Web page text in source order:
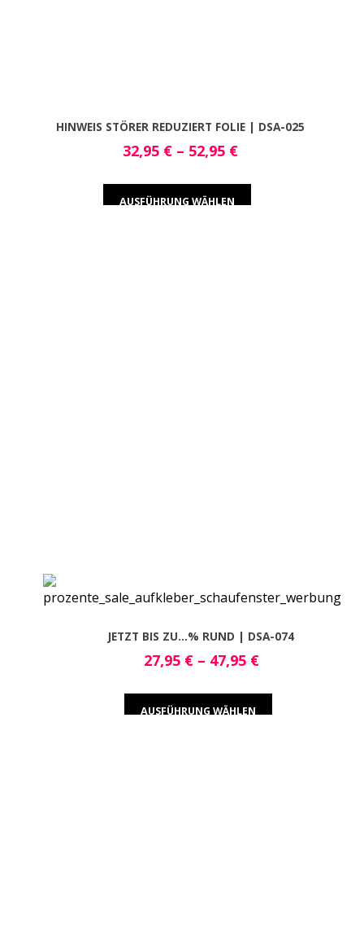
HINWEIS STÖRER REDUZIERT FOLIE | DSA-025
32,95 €– 52,95 €
AUSFÜHRUNG WÄHLEN
JETZT BIS ZU…% RUND | DSA-074
27,95 €– 47,95 €
AUSFÜHRUNG WÄHLEN